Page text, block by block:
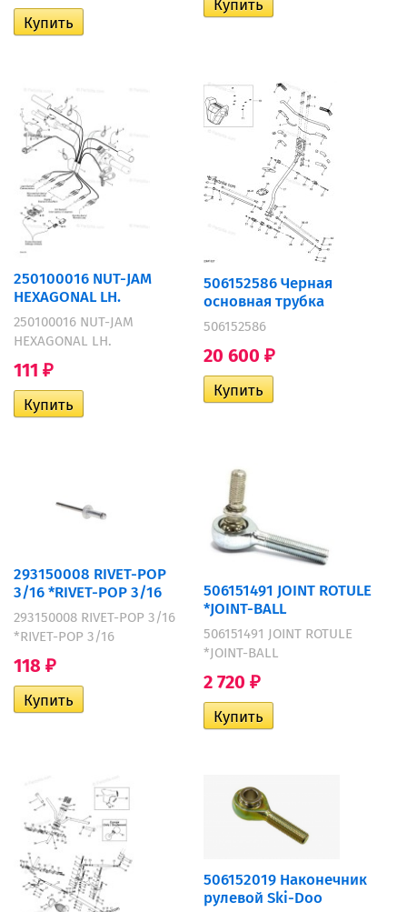
250100016 NUT-JAM
HEXAGONAL LH.
250100016 NUT-JAM
HEXAGONAL LH.
111 ₽
506152586 Черная
основная трубка
506152586
20 600 ₽
293150008 RIVET-POP
3/16 *RIVET-POP 3/16
293150008 RIVET-POP 3/16
*RIVET-POP 3/16
118 ₽
506151491 JOINT ROTULE
*JOINT-BALL
506151491 JOINT ROTULE
*JOINT-BALL
2 720 ₽
506152019 Наконечник
рулевой Ski-Doo